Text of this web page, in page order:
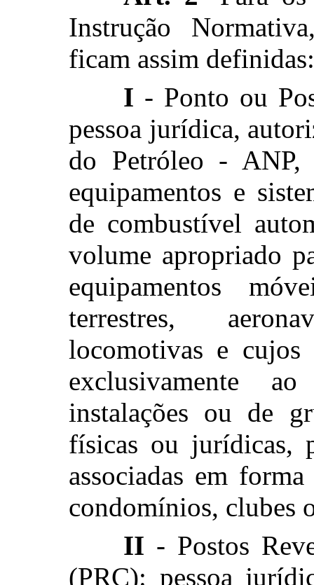
Instrução
ficam assim definidas:
I - Ponto ou
pessoa jurídica,
do Petróleo - ANP,
equipamentos e
de combustível
volume apropriado
equipamentos
terrestres,
locomotivas e cujos
exclusivamente
instalações ou de
físicas ou jurídicas,
associadas em
condomínios, clubes
II - Postos
(PRC): pessoa